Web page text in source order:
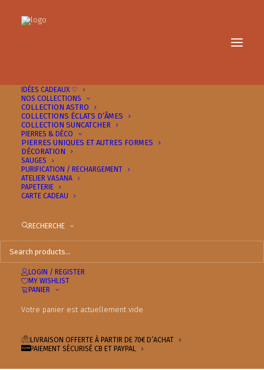
IDÉES CADEAUX ♡
NOS COLLECTIONS
COLLECTION ASTRO
COLLECTIONS ÉCLATS D’ÂMES
COLLECTION SUNCATCHER
PIERRES & DÉCO
PIERRES UNIQUES ET AUTRES FORMES
DÉCORATION
SAUGES
PURIFICATION / RECHARGEMENT
ATELIER VASANA
PAPETERIE
CARTE CADEAU
RECHERCHE
LOGIN / REGISTER
MY WISHLIST
PANIER
Votre panier est actuellement vide.
LIVRAISON OFFERTE À PARTIR DE 70€ D’ACHAT
PAIEMENT SÉCURISÉ CB ET PAYPAL
Partir en voyage l'esprit
tranquille !
24 JUILLET 2025
Le kit de voyage
indispensable pour partir
l’esprit léger